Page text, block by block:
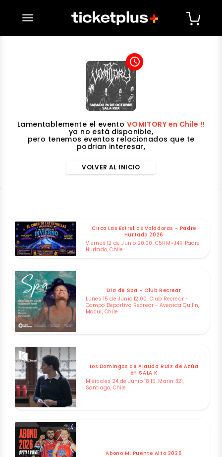
desplegar navegación
access_time
Lamentablemente el evento VOMITORY en Chile !!
ya no está disponible,
pero tenemos eventos relacionados que te
podrian interesar,
VOLVER AL INICIO
Circo Las Estrellas Voladoras - Padre
Hurtado 2026
Viernes 12 de Junio 20:00, C5HM+J4R Padre
Hurtado, Chile
Dia de Spa - Club Recrear
Lunes 15 de Junio 12:00, Club Recrear -
Campo Deportivo Recrear - Avenida Quilin,
Macul, Chile
Los Domingos de Alauda Ruiz de Azúa
en SALA K
Miércoles 24 de Junio 18:15, Marín 321,
Santiago, Chile
Abono M. Puente Alto 2026